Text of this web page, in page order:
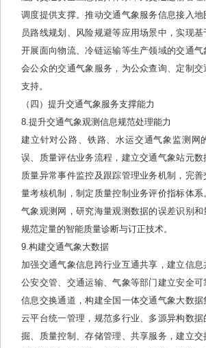
调度提供支撑。推动交通气象服务信息接入地
员路线规划、风险规避等应用场景中，实现基
开展面向物流、冷链运输等生产领域的交通
会公众的交通气象服务，为公众查询、定制
支持。
（四）提升交通气象服务支撑能力
8.提升交通气象观测信息规范处理能力
建立针对公路、铁路、水运交通气象监测网
误、质量评估业务流程，建立交通气象站元
质量异常事件监控及跟踪管理业务机制，完
量考核机制，制定质量控制业务评价指标体
气象观测网，研究海量观测数据的误差识别
规范定量的智能质量诊断与订正技术。
9.构建交通气象大数据
加强交通气象信息跨行业互通共享，建立信
公安交管、交通运输、气象等部门建立安全
信息交换通道，构建全国一体交通气象大数
云平台统一管理，规范多行业、多源异构数
掘、质量控制、存储管理、共享服务，建立